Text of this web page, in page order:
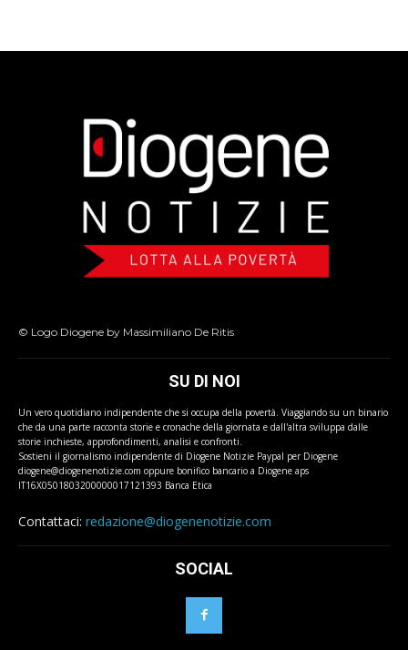
© Logo Diogene by Massimiliano De Ritis
SU DI NOI
Un vero quotidiano indipendente che si occupa della povertà. Viaggiando su un binario
che da una parte racconta storie e cronache della giornata e dall'altra sviluppa dalle
storie inchieste, approfondimenti, analisi e confronti.
Sostieni il giornalismo indipendente di Diogene Notizie Paypal per Diogene
diogene@diogenenotizie.com oppure bonifico bancario a Diogene aps
IT16X0501803200000017121393 Banca Etica
Contattaci: redazione@diogenenotizie.com
SOCIAL